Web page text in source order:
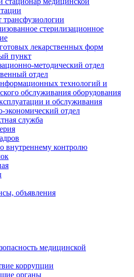
трансфузиологии
стерилизационное
лекарственных форм
пункт
методический отдел
отдел
технологий и
обслуживания оборудования
и обслуживания
экономический отдел
служба
внутреннему контролю
объявления
медицинской
коррупции
органы